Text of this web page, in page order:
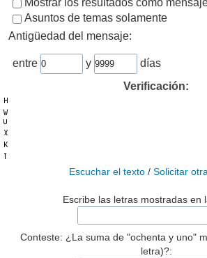
Mostrar los resultados como
Asuntos de temas solamente
Antigüedad del mensaje:
entre y
días
Verificación:
Escuchar el texto/ Solicitar
Escribe las letras mostradas en
Conteste: ¿La suma de "ochenta y uno"
letra)?: